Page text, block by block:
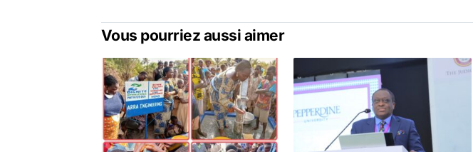
Vous pourriez aussi aimer